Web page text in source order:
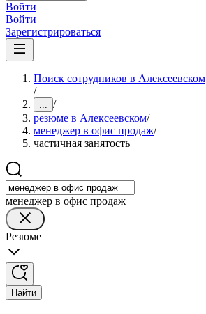
Войти
Войти
Зарегистрироваться
Поиск сотрудников в Алексеевском
/
... /
резюме в Алексеевском/
менеджер в офис продаж/
частичная занятость
менеджер в офис продаж
Резюме
Найти